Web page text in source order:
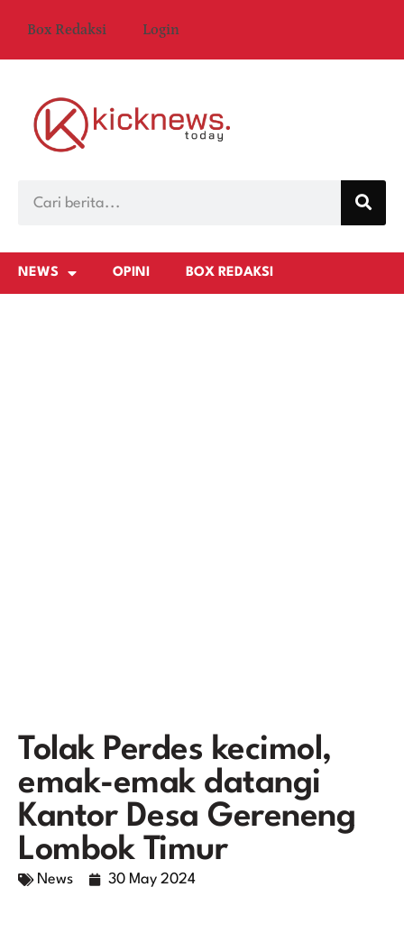
Box Redaksi Login
NEWS OPINI BOX REDAKSI
Tolak Perdes kecimol,
emak-emak datangi
Kantor Desa Gereneng
Lombok Timur
News 30 May 2024